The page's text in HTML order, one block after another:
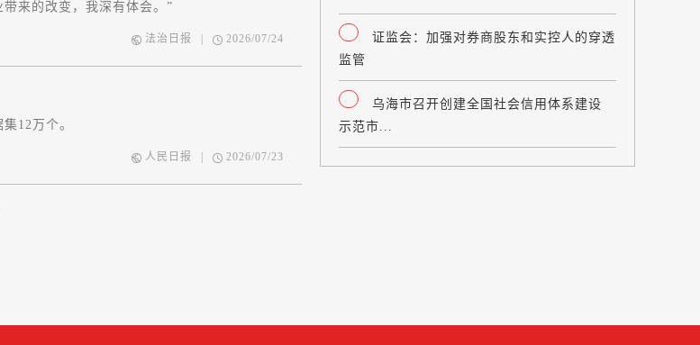
来的改变，我深有体会。”
法治日报 2026/07/24
12万个。
人民日报 2026/07/23
证监会：加强对券商股东和实控人的穿透
监管
乌海市召开创建全国社会信用体系建设
示范市...